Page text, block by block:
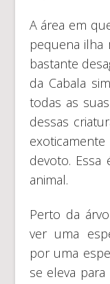
A área em
pequena ilha
bastante
da Cabala
todas as
dessas
devoto.
animal.
Perto da
ver uma
por uma
se eleva